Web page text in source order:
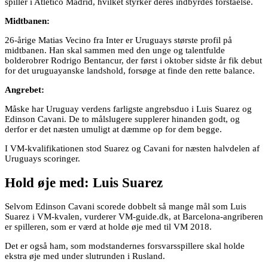
Midtbanen:
26-årige Matias Vecino fra Inter er Uruguays største profil på
midtbanen. Han skal sammen med den unge og talentfulde
bolderobrer Rodrigo Bentancur, der først i oktober sidste år fik debut
for det uruguayanske landshold, forsøge at finde den rette balance.
Angrebet:
Måske har Uruguay verdens farligste angrebsduo i Luis Suarez og
Edinson Cavani. De to målslugere supplerer hinanden godt, og
derfor er det næsten umuligt at dæmme op for dem begge.
I VM-kvalifikationen stod Suarez og Cavani for næsten halvdelen af
Uruguays scoringer.
Hold øje med: Luis Suarez
Selvom Edinson Cavani scorede dobbelt så mange mål som Luis
Suarez i VM-kvalen, vurderer VM-guide.dk, at Barcelona-angriberen
er spilleren, som er værd at holde øje med til VM 2018.
Det er også ham, som modstandernes forsvarsspillere skal holde
ekstra øje med under slutrunden i Rusland.